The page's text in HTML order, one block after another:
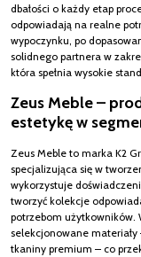
dbałości o każdy etap
odpowiadają na realne
wypoczynku, po
solidnego partnera w
która spełnia wysokie
Zeus Meble –
estetykę w
Zeus Meble to marka K2
specjalizująca się w
wykorzystuje
tworzyć kolekcje
potrzebom użytkowników.
selekcjonowane
tkaniny premium – co